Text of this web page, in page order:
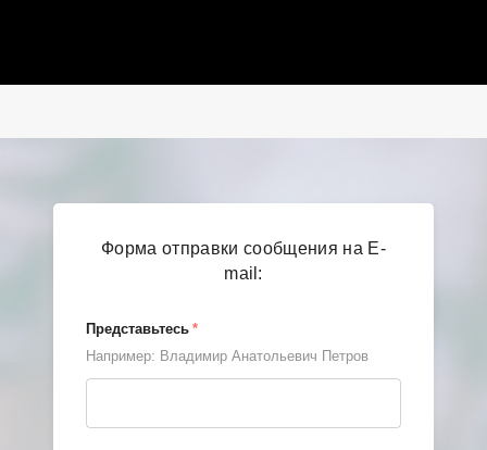
Форма отправки сообщения на E-
mail:
Представьтесь *
Например: Владимир Анатольевич Петров